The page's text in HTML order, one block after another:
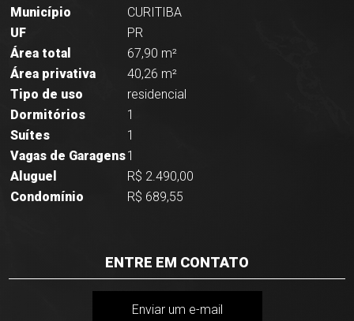
Município
CURITIBA
UF
PR
Área total
67,90 m²
Área privativa
40,26 m²
Tipo de uso
residencial
Dormitórios
1
Suítes
1
Vagas de Garagens1
Aluguel
R$ 2.490,00
Condomínio
R$ 689,55
ENTRE EM CONTATO
Enviar um e-mail